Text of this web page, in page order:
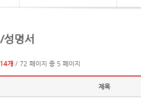
명서
개 / 72 페이지 중 5 페이지
제목